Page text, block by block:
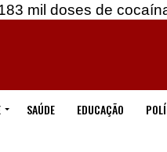
de cocaína, em
SAÚDE EDUCAÇÃO